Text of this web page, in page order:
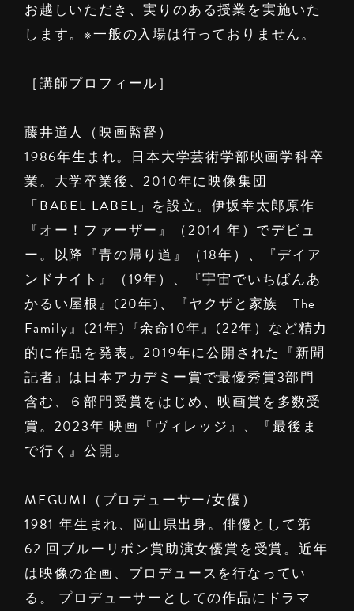
お越しいただき、実りのある授業を実施いた
します。※一般の入場は行っておりません。
［講師プロフィール］
藤井道人（映画監督）
1986年生まれ。日本大学芸術学部映画学科卒
業。大学卒業後、2010年に映像集団
「BABEL LABEL」を設立。伊坂幸太郎原作
『オー！ファーザー』（2014 年）でデビュ
ー。以降『青の帰り道』（18年）、『デイア
ンドナイト』（19年）、『宇宙でいちばんあ
かるい屋根』(20年)、『ヤクザと家族 The
Family』(21年)『余命10年』(22年）など精力
的に作品を発表。2019年に公開された『新聞
記者』は日本アカデミー賞で最優秀賞3部門
含む、６部門受賞をはじめ、映画賞を多数受
賞。2023年 映画『ヴィレッジ』、『最後ま
で行く』公開。
MEGUMI（プロデューサー/女優）
1981 年生まれ、岡山県出身。俳優として第
62 回ブルーリボン賞助演女優賞を受賞。近年
は映像の企画、プロデュースを行なってい
る。 プロデューサーとしての作品にドラマ